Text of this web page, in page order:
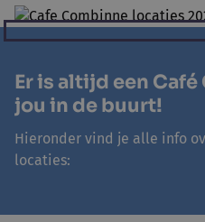
Er is altijd een
jou in de buurt!
Hieronder vind je alle info
locaties: